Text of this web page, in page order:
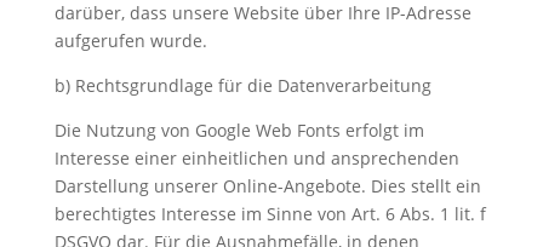
darüber, dass unsere Website über Ihre IP-Adresse
aufgerufen wurde.
b) Rechtsgrundlage für die Datenverarbeitung
Die Nutzung von Google Web Fonts erfolgt im
Interesse einer einheitlichen und ansprechenden
Darstellung unserer Online-Angebote. Dies stellt ein
berechtigtes Interesse im Sinne von Art. 6 Abs. 1 lit. f
DSGVO dar. Für die Ausnahmefälle, in denen